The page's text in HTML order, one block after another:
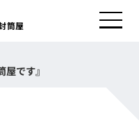
筒屋
です』